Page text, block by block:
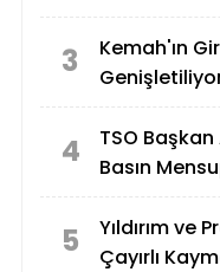
3
Kemah'ın
4
TSO
Basın
5
Yıldırım ve
Çayırlı